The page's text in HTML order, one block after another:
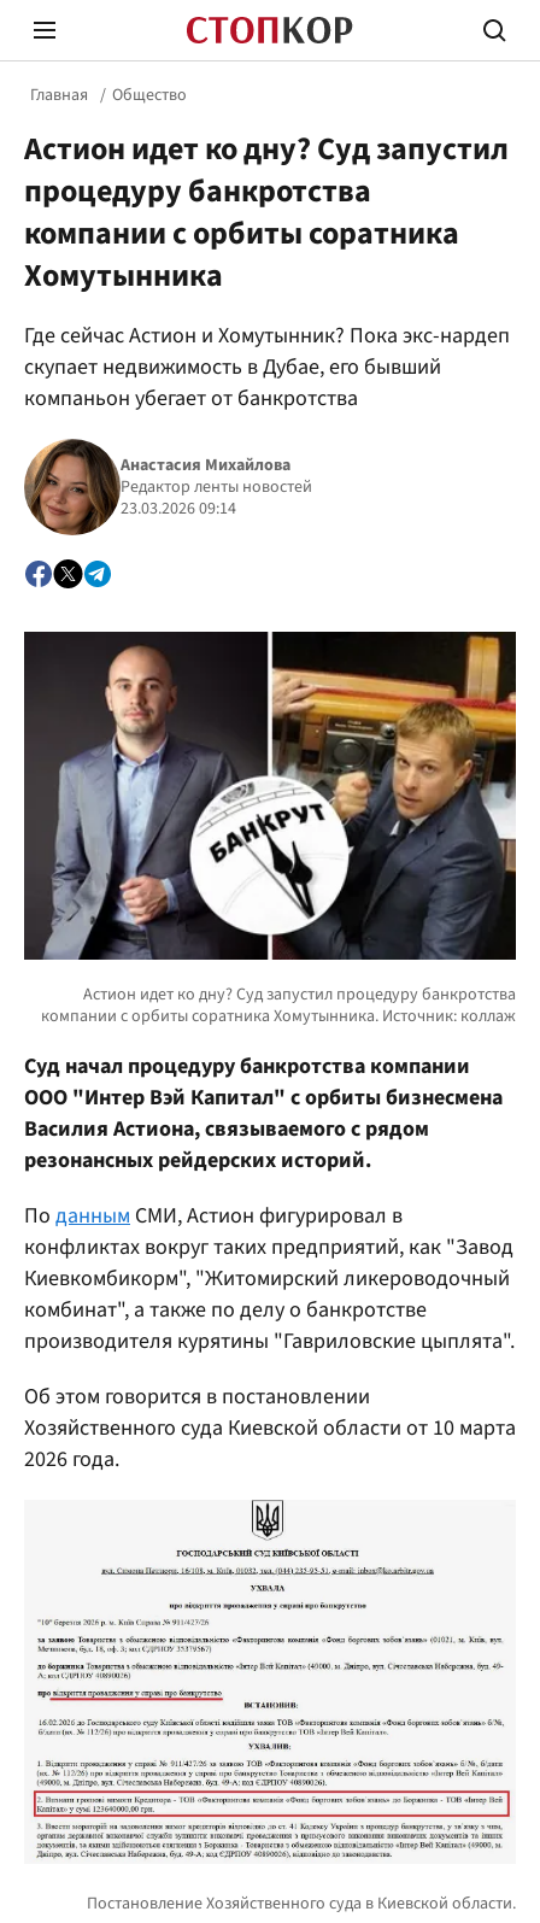
Стоп Политической Коррупции
Политика
Главная Общество
Астион идет ко дну? Суд запустил
процедуру банкротства
компании с орбиты соратника
Хомутынника
Где сейчас Астион и Хомутынник? Пока экс-нардеп
скупает недвижимость в Дубае, его бывший
компаньон убегает от банкротства
Анастасия Михайлова
Редактор ленты новостей
23.03.2026 09:14
Суд начал процедуру банкротства компании
ООО "Интер Вэй Капитал" с орбиты бизнесмена
Василия Астиона, связываемого с рядом
резонансных рейдерских историй.
По данным СМИ, Астион фигурировал в
конфликтах вокруг таких предприятий, как "Завод
Киевкомбикорм", "Житомирский ликероводочный
комбинат", а также по делу о банкротстве
производителя курятины "Гавриловские цыплята".
Об этом говорится в постановлении
Хозяйственного суда Киевской области от 10 марта
2026 года.